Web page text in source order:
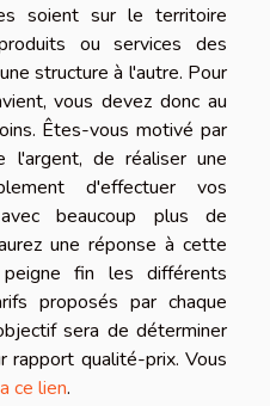
soient sur le territoire
ou services des
structure à l'autre. Pour
vous devez donc au
Êtes-vous motivé par
l'argent, de réaliser une
d'effectuer vos
beaucoup plus de
une réponse à cette
fin les différents
proposés par chaque
sera de déterminer
rapport qualité-prix. Vous
ce lien.